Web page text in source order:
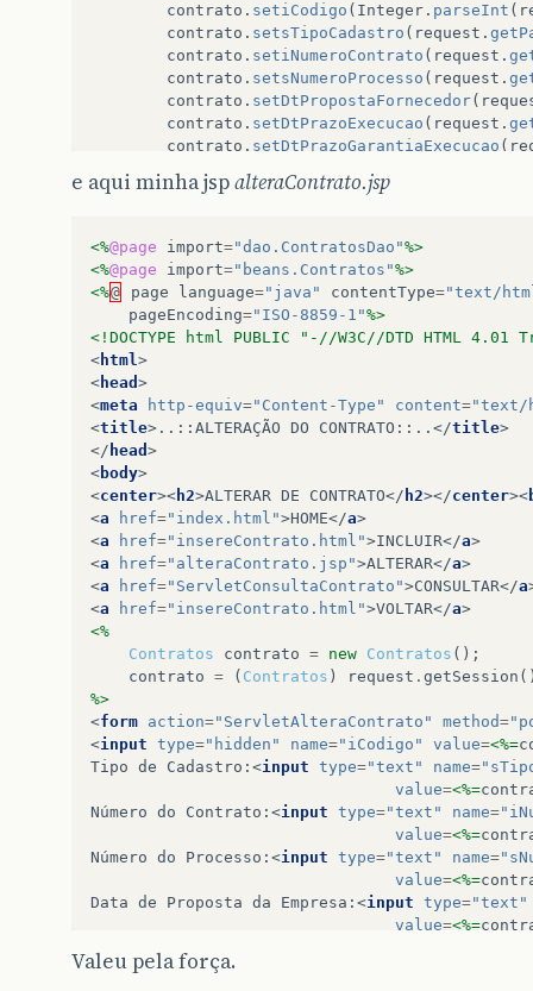
contrato . setiCodigo ( Integer . parseInt (
contrato . setsTipoCadastro ( request .
contrato . setiNumeroContrato ( request .
contrato . setsNumeroProcesso ( request .
contrato . setDtPropostaFornecedor(
contrato . setDtPrazoExecucao ( request .
contrato . setDtPrazoGarantiaExecucao (
contrato
contrato.setnValorMensal
contrato
.
contrato .
contrato
setDtDuracaoContrato request
contrato. setDtInicioVigencia request
contrato
setDtAssinatura
ContratosDao new ContratosDao
lista
=
getSession
sendRedirect
else
sendRedirect "erro.html"
e aqui minha jspalteraContrato.jsp
<%@page import="dao.ContratosDao"%>
<%@page import="beans.Contratos"%>
<%@ page language="java" contentType="text/
pageEncoding="ISO-8859-1"%>
<!DOCTYPE html PUBLIC "-//W3C//DTD HTML
< html >
< head >
<meta http-equiv="Content-Type" content="text/
<title> ..::ALTERAÇÃO DO CONTRATO::.. </title>
</ head >
<body>
<center>< h2>ALTERAR DE CONTRATO</ h2></center><
<a href="index.html">HOME</a>
<a href="insereContrato.html">INCLUIR</a>
<a href="alteraContrato.jsp">ALTERAR</a>
<a href="ServletConsultaContrato">CONSULTAR</a
<a href="insereContrato.html">VOLTAR</a>
<%
Contratos
contrato = new Contratos ();
contrato = ( Contratos ) request . getSession
%>
<form action="ServletAlteraContrato" method=
<input type="hidden" name="iCodigo" value=<%=
Tipo de Cadastro: <input type="text" name=
value=<%=
Número do Contrato: <input type="text" name=
value=<%=
Número do Processo: <input type="text" name=
value=<%=
Data de Proposta da Empresa: <input type="text"
value=<%=
Valeu pela força.